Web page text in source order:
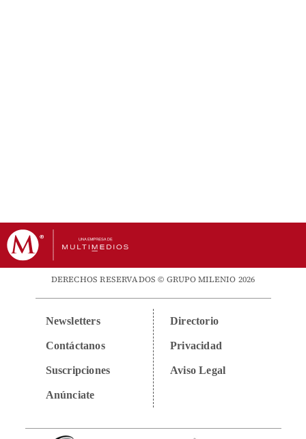
DERECHOS RESERVADOS © GRUPO MILENIO 2026
Newsletters
Contáctanos
Suscripciones
Anúnciate
Directorio
Privacidad
Aviso Legal